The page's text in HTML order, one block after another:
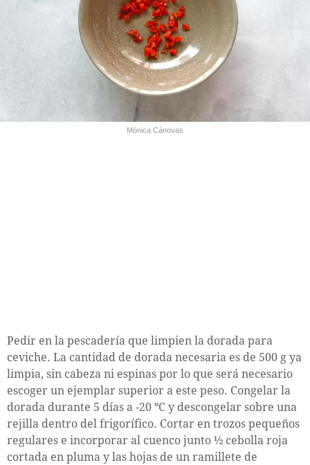
Mónica Cánovas
Pedir en la pescadería que limpien la dorada para
ceviche. La cantidad de dorada necesaria es de 500 g ya
limpia, sin cabeza ni espinas por lo que será necesario
escoger un ejemplar superior a este peso. Congelar la
dorada durante 5 días a -20 ºC y descongelar sobre una
rejilla dentro del frigorífico. Cortar en trozos pequeños
regulares e incorporar al cuenco junto ½ cebolla roja
cortada en pluma y las hojas de un ramillete de